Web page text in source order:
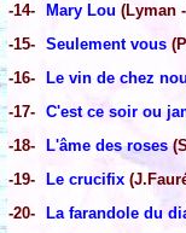
-14-
Mary Lou (Lyman
-15- Seulement vous
-16-
Le vin de chez
-17- C'est ce soir ou
-18-
L'âme des roses
-19-
Le crucifix
-20-
La farandole du